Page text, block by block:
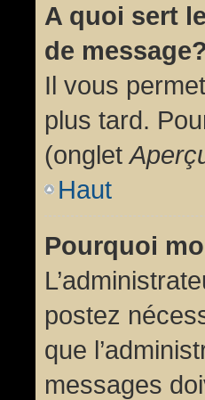
A quoi sert
de message?
Il vous
plus tard.
(onglet
Haut
Pourquoi
postez
que
messages